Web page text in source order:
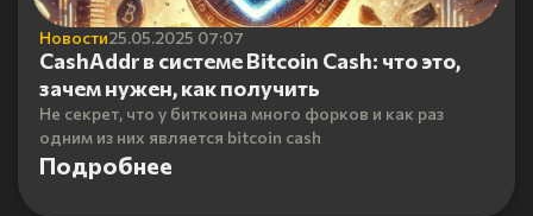
Новости25.05.2025 07:07
CashAddr в системе Bitcoin Cash: что это,
зачем нужен, как получить
Не секрет, что у биткоина много форков и как раз
одним из них является bitcoin cash
Подробнее